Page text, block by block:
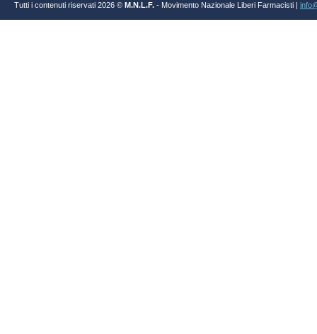
Tutti i contenuti riservati 2026 © M.N.L.F. - Movimento Nazionale Liberi Farmacisti |